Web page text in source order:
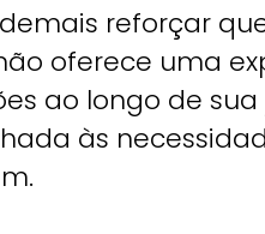
reforçar
oferece uma
ao longo de
às